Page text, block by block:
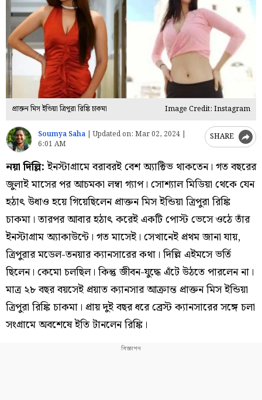
প্রাক্তন মিস ইন্ডিয়া ত্রিপুরা রিঙ্কি চাকমা Image Credit: Instagram
Soumya Saha |Updated on: Mar 02, 2024 |
6:01 AM
SHARE
নয়া দিল্লি:ইনস্টাগ্রামে বরাবরই বেশ অ্যাক্টিভ থাকতেন। গত বছরের
জুলাই মাসের পর আচমকা লম্বা গ্যাপ। সোশ্যাল মিডিয়া থেকে যেন
হঠাৎ উধাও হয়ে গিয়েছিলেন প্রাক্তন মিস ইন্ডিয়া ত্রিপুরা রিঙ্কি
চাকমা। তারপর আবার হঠাৎ করেই একটি পোস্ট ভেসে ওঠে তাঁর
ইনস্টাগ্রাম অ্যাকাউন্টে। গত মাসেই। সেখানেই প্রথম জানা যায়,
ত্রিপুরার মডেল-তনয়ার ক্যানসারের কথা। দিল্লি এইমসে ভর্তি
ছিলেন। কেমো চলছিল। কিন্তু জীবন-যুদ্ধে এঁটে উঠতে পারলেন না।
মাত্র ২৮ বছর বয়সেই প্রয়াত ক্যানসার আক্রান্ত প্রাক্তন মিস ইন্ডিয়া
ত্রিপুরা রিঙ্কি চাকমা। প্রায় দুই বছর ধরে ব্রেস্ট ক্যানসারের সঙ্গে চলা
সংগ্রামে অবশেষে ইতি টানলেন রিঙ্কি।